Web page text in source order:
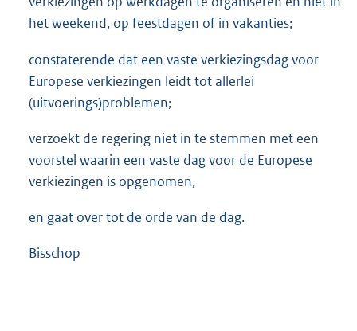
het weekend, op feestdagen of in vakanties;
constaterende dat een vaste verkiezingsdag voor
Europese verkiezingen leidt tot allerlei
(uitvoerings)problemen;
verzoekt de regering niet in te stemmen met een
voorstel waarin een vaste dag voor de Europese
verkiezingen is opgenomen,
en gaat over tot de orde van de dag.
Bisschop